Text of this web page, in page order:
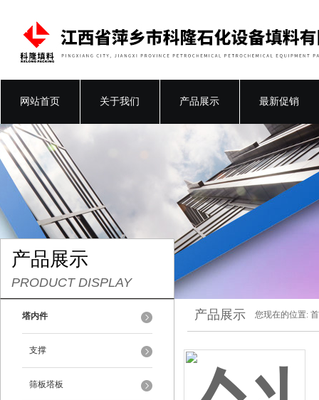
网站首页 关于我们 产品展示 最新促销
产品展示
PRODUCT DISPLAY
塔内件
支撑
筛板塔板
产品展示 您现在的位置: